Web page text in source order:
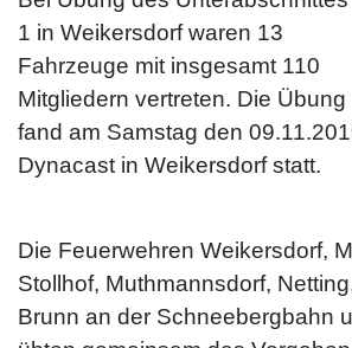
1 in Weikersdorf waren 13
Fahrzeuge mit insgesamt 110
Mitgliedern vertreten. Die Übung
fand am Samstag den
Dynacast in Weikersdorf statt.
Die Feuerwehren Weikersdorf,
Stollhof, Muthmannsdorf,
Brunn an der Schneebergbahn